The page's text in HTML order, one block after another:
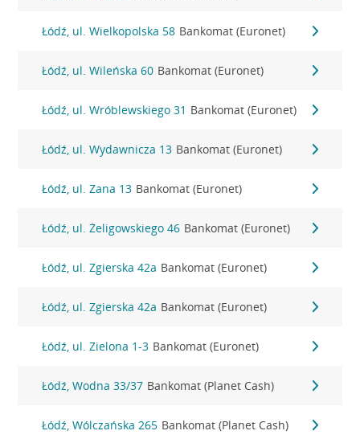
Łódź, ul. Wielkopolska 58 Bankomat (Euronet)
Łódź, ul. Wileńska 60 Bankomat (Euronet)
Łódź, ul. Wróblewskiego 31 Bankomat (Euronet)
Łódź, ul. Wydawnicza 13 Bankomat (Euronet)
Łódź, ul. Zana 13 Bankomat (Euronet)
Łódź, ul. Żeligowskiego 46 Bankomat (Euronet)
Łódź, ul. Zgierska 42a Bankomat (Euronet)
Łódź, ul. Zgierska 42a Bankomat (Euronet)
Łódź, ul. Zielona 1-3 Bankomat (Euronet)
Łódź, Wodna 33/37 Bankomat (Planet Cash)
Łódź, Wólczańska 265 Bankomat (Planet Cash)